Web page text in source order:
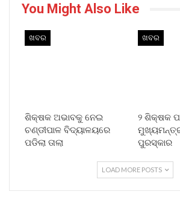
You Might Also Like
ଖବର
ଶିକ୍ଷକ ଅଭାବକୁ ନେଇ
ଚଣ୍ଡୀପାଳ ବିଦ୍ୟାଳୟରେ
ପଡିଲା ତାଲା
ଖବର
୨ ଶିକ୍ଷକ
ପୁରସ୍କାର
LOAD MORE POSTS